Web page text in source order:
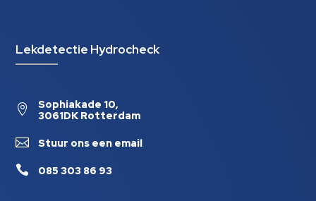
Lekdetectie Hydrocheck

Sophiakade 10,
3061DK Rotterdam
 Stuur ons een email
 085 303 86 93